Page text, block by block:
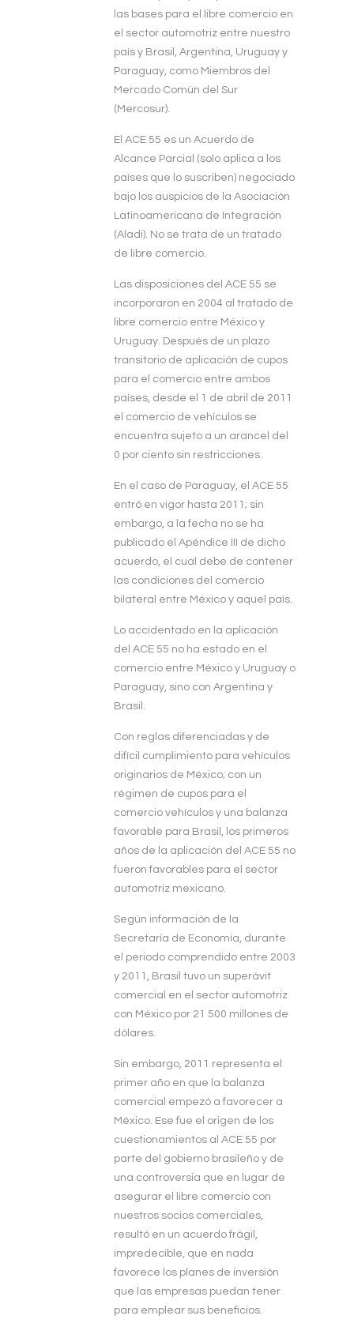
las bases para el libre comercio en
el sector automotriz entre nuestro
país y Brasil, Argentina, Uruguay y
Paraguay, como Miembros del
Mercado Común del Sur
(Mercosur).
El ACE 55 es un Acuerdo de
Alcance Parcial (solo aplica a los
países que lo suscriben) negociado
bajo los auspicios de la Asociación
Latinoamericana de Integración
(Aladi). No se trata de un tratado
de libre comercio.
Las disposiciones del ACE 55 se
incorporaron en 2004 al tratado de
libre comercio entre México y
Uruguay. Después de un plazo
transitorio de aplicación de cupos
para el comercio entre ambos
países, desde el 1 de abril de 2011
el comercio de vehículos se
encuentra sujeto a un arancel del
0 por ciento sin restricciones.
En el caso de Paraguay, el ACE 55
entró en vigor hasta 2011; sin
embargo, a la fecha no se ha
publicado el Apéndice III de dicho
acuerdo, el cual debe de contener
las condiciones del comercio
bilateral entre México y aquel país.
Lo accidentado en la aplicación
del ACE 55 no ha estado en el
comercio entre México y Uruguay o
Paraguay, sino con Argentina y
Brasil.
Con reglas diferenciadas y de
difícil cumplimiento para vehículos
originarios de México; con un
régimen de cupos para el
comercio vehículos y una balanza
favorable para Brasil, los primeros
años de la aplicación del ACE 55 no
fueron favorables para el sector
automotriz mexicano.
Según información de la
Secretaría de Economía, durante
el periodo comprendido entre 2003
y 2011, Brasil tuvo un superávit
comercial en el sector automotriz
con México por 21 500 millones de
dólares.
Sin embargo, 2011 representa el
primer año en que la balanza
comercial empezó a favorecer a
México. Ese fue el origen de los
cuestionamientos al ACE 55 por
parte del gobierno brasileño y de
una controversia que en lugar de
asegurar el libre comercio con
nuestros socios comerciales,
resultó en un acuerdo frágil,
impredecible, que en nada
favorece los planes de inversión
que las empresas puedan tener
para emplear sus beneficios.